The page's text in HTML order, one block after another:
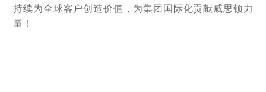
持续为全球客户创造价值，为集团国际化贡献威思顿力
量！